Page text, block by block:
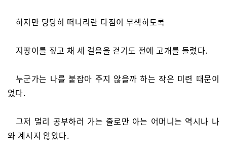
하지만 당당히 떠나리란 다짐이 무색하도록
지팡이를 짚고 채 세 걸음을 걷기도 전에 고개를 돌렸다.
누군가는 나를 붙잡아 주지 않을까 하는 작은 미련 때문이
었다.
그저 멀리 공부하러 가는 줄로만 아는 어머니는 역시나 나
와 계시지 않았다.